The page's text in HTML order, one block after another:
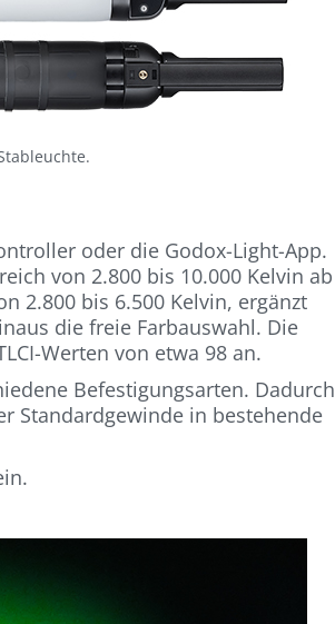
oder die Godox-Light-App.
von 2.800 bis 10.000 Kelvin ab
2.800 bis 6.500 Kelvin, ergänzt
die freie Farbauswahl. Die
Werten von etwa 98 an.
Befestigungsarten. Dadurch
Standardgewinde in bestehende